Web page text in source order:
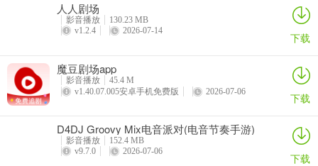
人人剧场
影音播放
130.23 MB
v1.2.4
2026-07-14 下载
魔豆剧场app
影音播放
45.4 M
v1.40.07.005安卓手机免费版
2026-07-06 下载
D4DJ Groovy Mix电音派对(电音节奏手游)
影音播放
152.4 MB
v9.7.0
2026-07-06 下载